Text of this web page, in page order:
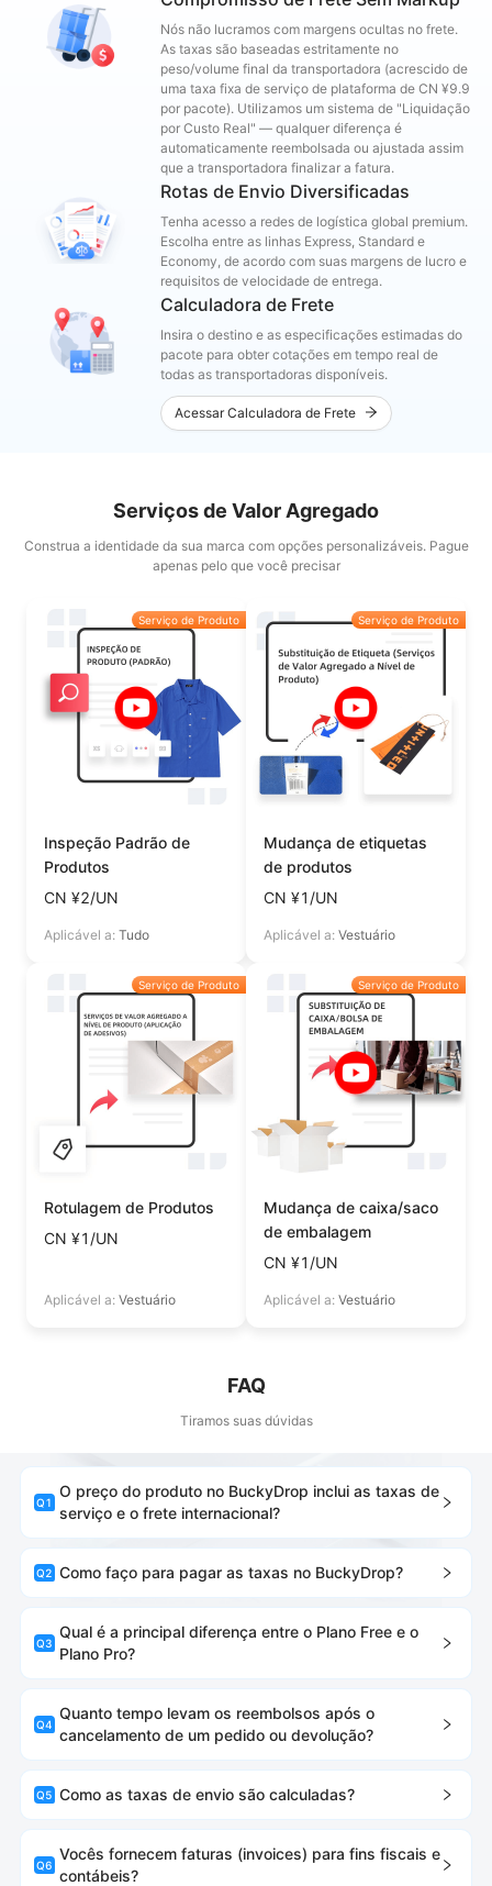
Nós não lucramos com margens ocultas no frete.
As taxas são baseadas estritamente no
peso/volume final da transportadora (acrescido de
uma taxa fixa de serviço de plataforma de CN ¥9.9
por pacote). Utilizamos um sistema de "Liquidação
por Custo Real" — qualquer diferença é
automaticamente reembolsada ou ajustada assim
que a transportadora finalizar a fatura.
Rotas de Envio Diversificadas
Tenha acesso a redes de logística global premium.
Escolha entre as linhas Express, Standard e
Economy, de acordo com suas margens de lucro e
requisitos de velocidade de entrega.
Calculadora de Frete
Insira o destino e as especificações estimadas do
pacote para obter cotações em tempo real de
todas as transportadoras disponíveis.
Acessar Calculadora de Frete
Serviços de Valor Agregado
Construa a identidade da sua marca com opções personalizáveis. Pague
apenas pelo que você precisar
Serviço de Produto
Inspeção Padrão de
Produtos
CN ¥2/UN
Aplicável a: Tudo
Serviço de Produto
Mudança de etiquetas
de produtos
CN ¥1/UN
Aplicável a: Vestuário
Serviço de Produto
Rotulagem de Produtos
CN ¥1/UN
Aplicável a: Vestuário
Serviço de Produto
Mudança de caixa/saco
de embalagem
CN ¥1/UN
Aplicável a: Vestuário
FAQ
Tiramos suas dúvidas
Q1
O preço do produto no BuckyDrop inclui as taxas de
serviço e o frete internacional?
Q2 Como faço para pagar as taxas no BuckyDrop?
Q3
Qual é a principal diferença entre o Plano Free e o
Plano Pro?
Q4
Quanto tempo levam os reembolsos após o
cancelamento de um pedido ou devolução?
Q5 Como as taxas de envio são calculadas?
Q6
Vocês fornecem faturas (invoices) para fins fiscais e
contábeis?